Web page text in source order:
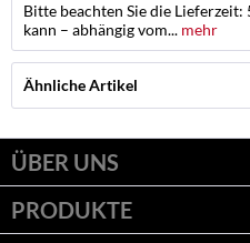
Bitte beachten Sie die Lieferzeit:
kann – abhängig vom... mehr
Ähnliche Artikel
ÜBER UNS
PRODUKTE